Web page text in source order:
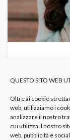
QUESTO SITO WEB
Oltre ai cookie
web, utilizziamo i
analizzare il nostro
cui utilizza il nostro
web, pubblicità e
Gli orecchini
differenza su